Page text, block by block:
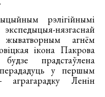
рэлігійнымі
нязгаснай
агнём
ікона Пакрова
прадстаўлена
у першым
Ленін